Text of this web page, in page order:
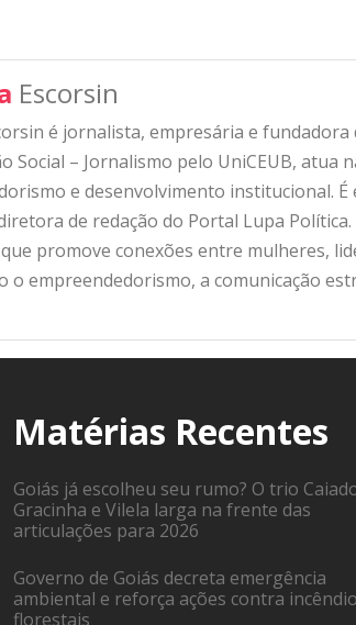
Escorsin
é jornalista, empresária e fundadora
Social – Jornalismo pelo UniCEUB, atua
e desenvolvimento institucional.
de redação do Portal Lupa
promove conexões entre mulheres,
o empreendedorismo, a comunicação
Matérias Recentes
Goiás já escolheu seu rumo? O trio
Gracinha e Vilela larga na frente das
articulações para 2026
Governo de Goiás decreta emergência
ambiental e reforça ações contra
florestais